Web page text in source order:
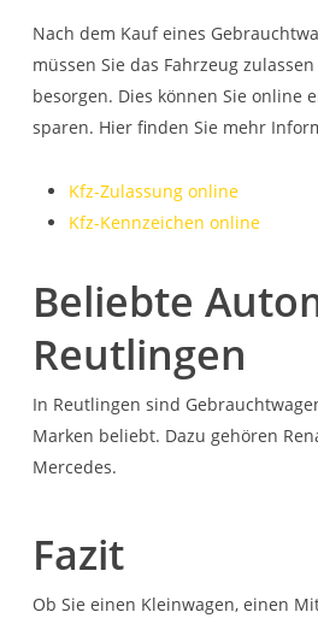
Nach dem Kauf eines
müssen Sie das Fahrzeug
besorgen. Dies können Sie online
sparen. Hier finden Sie mehr
Kfz-Zulassung online
Kfz-Kennzeichen online
Beliebte
Reutlingen
In Reutlingen sind
Marken beliebt. Dazu gehören
Mercedes.
Fazit
Ob Sie einen Kleinwagen, einen